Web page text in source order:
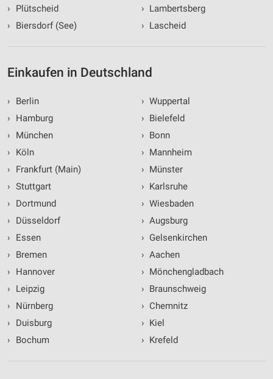
›
Plütscheid
›
Biersdorf (See)
› Lambertsberg
› Lascheid
Einkaufen in Deutschland
›
Berlin
›
Hamburg
›
München
›
Köln
›
Frankfurt (Main)
› Stuttgart
›
Dortmund
›
Düsseldorf
›
Essen
›
Bremen
›
Hannover
›
Leipzig
›
Nürnberg
›
Duisburg
›
Bochum
› Wuppertal
› Bielefeld
› Bonn
› Mannheim
› Münster
› Karlsruhe
› Wiesbaden
› Augsburg
› Gelsenkirchen
› Aachen
› Mönchengladbach
› Braunschweig
› Chemnitz
› Kiel
› Krefeld
Funktional